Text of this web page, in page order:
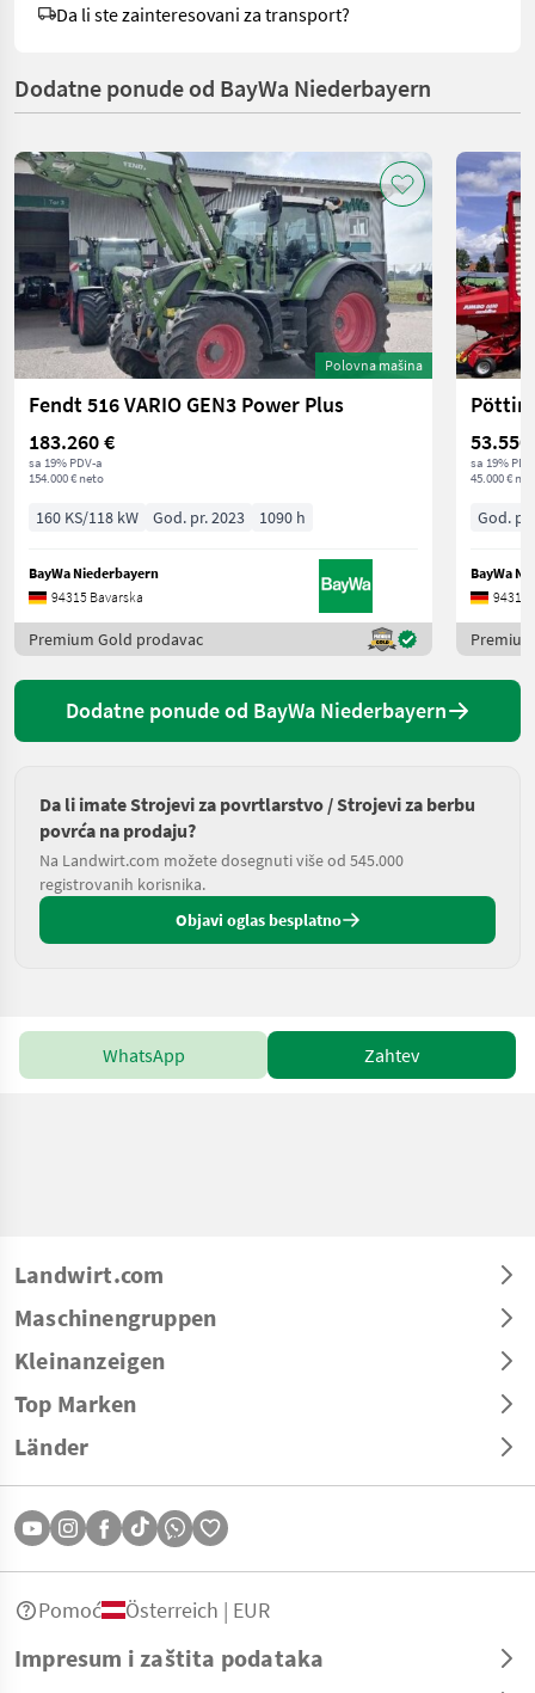
Da li ste zainteresovani za transport?
Dodatne ponude od BayWa Niederbayern
Polovna mašina
Fendt 516 VARIO GEN3 Power Plus
183.260 €
sa 19% PDV-a
154.000 € neto
160 KS/118 kW God. pr. 2023 1090 h
BayWa Niederbayern
94315 Bavarska
Premium Gold prodavac
53.550
sa 19%
45.000 €
God.
BayWa
94315
Dodatne ponude od BayWa Niederbayern
Da li imate Strojevi za povrtlarstvo / Strojevi za berbu
povrća na prodaju?
Na Landwirt.com možete dosegnuti više od 545.000
registrovanih korisnika.
Objavi oglas besplatno
WhatsApp Zahtev
Landwirt.com
Maschinengruppen
Kleinanzeigen
Top Marken
Länder
Impresum i zaštita podataka
Pomoć Österreich | EUR